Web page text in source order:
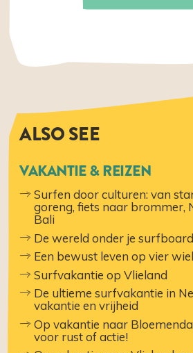
ALSO SEE
VAKANTIE & REIZEN
Surfen door culturen: van
goreng, fiets naar brommer,
Bali
De wereld onder je surfboard
Een bewust leven op vier
Surfvakantie op Vlieland
De ultieme surfvakantie in
vakantie en vrijheid
​​Op vakantie naar
voor rust of actie!